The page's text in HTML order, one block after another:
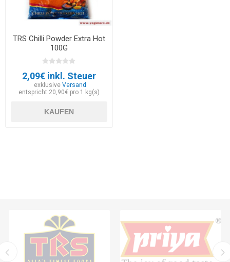
TRS Chilli Powder Extra Hot
100G
2,09€ inkl. Steuer
exklusiveVersand
entspricht 20,90€ pro 1 kg(s)
KAUFEN